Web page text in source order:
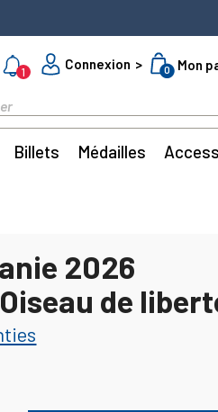
1
Connexion 0 Mon
Billets Médailles
2026
de